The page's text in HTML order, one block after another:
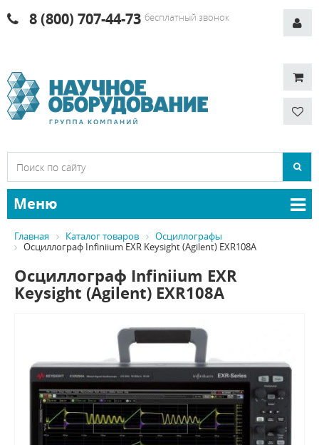
8 (800) 707-44-73 бесплатный звонок
Меню
Главная Каталог товаров
Осциллографы
Осциллограф Infiniium EXR Keysight (Agilent) EXR108A
Осциллограф Infiniium EXR
Keysight (Agilent) EXR108A